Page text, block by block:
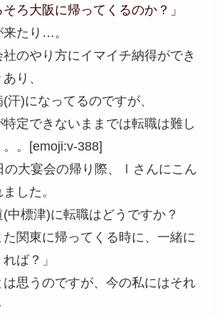
ろ大阪に帰ってくるのか？」
来たり…。
のやり方にイマイチ納得ができ
り、
汗)になってるのですが、
定できないままでは転職は難し
。[emoji:v-388]
の大宴会の帰り際、Ⅰさんにこん
した。
(中標津)に転職はどうですか？
関東に帰ってくる時に、一緒に
ば？」
は思うのですが、今の私にはそれ